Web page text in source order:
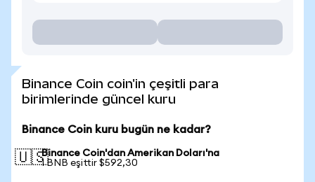
Binance Coin coin'in çeşitli para
birimlerinde güncel kuru
Binance Coin kuru bugün ne kadar?
🇺🇸Binance Coin'dan Amerikan Doları'na
1 BNB eşittir $592,30